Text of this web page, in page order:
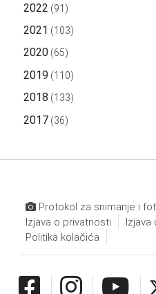
2022 (91)
2021 (103)
2020(65)
2019 (110)
2018 (133)
2017(36)
Protokol za snimanje i
Izjava o privatnosti
Izjava
Politika kolačića